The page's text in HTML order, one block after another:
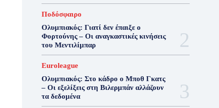
Ποδόσφαιρο
Ολυμπιακός: Γιατί δεν έπαιξε ο
Φορτούνης – Οι αναγκαστικές κινήσεις
του Μεντιλίμπαρ
Euroleague
Ολυμπιακός: Στο κάδρο ο Μποθ Γκατς
– Οι εξελίξεις στη Βιλερμπάν αλλάζουν
τα δεδομένα